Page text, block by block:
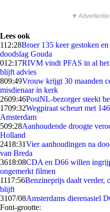
▼
Lees ook
112:28Broer 135 keer gestoken
doodslag Gouda
012:17RIVM vindt PFAS in al het
blijft advies
809:49Vrouw krijgt 30 maanden
misdienaar in kerk
2609:46PostNL-bezorger steekt
1709:32Wegpiraat scheurt met
Amsterdam
509:28Aanhoudende droogte
Holland
2418:31Vier aanhoudingen na
van Breda
3618:08CDA en D66 willen
ongemerkt filmen
1117:56Benzineprijs daalt verder,
blijft
3107/08Amsterdams dierenasiel
Font-grootte: